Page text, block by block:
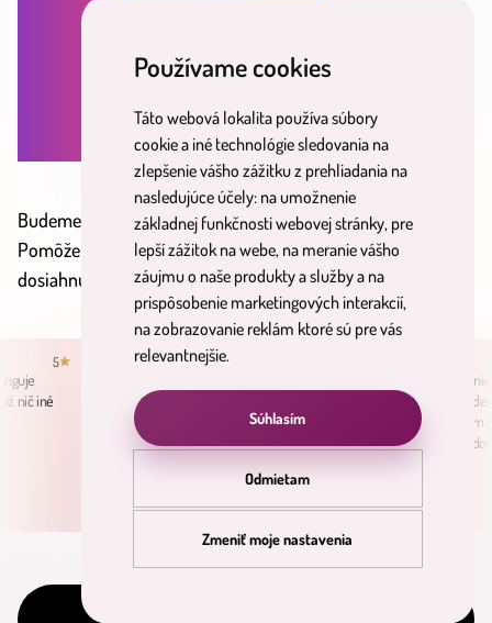
Používame cookies
Táto webová lokalita používa súbory
cookie a iné technológie sledovania na
zlepšenie vášho zážitku z prehliadania na
nasledujúce účely: na umožnenie
základnej funkčnosti webovej stránky, pre
lepší zážitok na webe, na meranie vášho
záujmu o naše produkty a služby a na
prispôsobenie marketingových interakcií,
na zobrazovanie reklám ktoré sú pre vás
relevantnejšie.
Súhlasím
Odmietam
Zmeniť moje nastavenia
NA ZÁKLADE TVOJICH
ODPOVEDÍ TI PRIPRAVÍME
Budeme sa pýtať viac ako tvoj lekár.
Pomôžeme ti nájsť správnu cestu k
dosiahnutiu tvojich cieľov a snov.
5
nič iné
Dušan C.
službám, avšak minderama ma
presvedčila a naozaj to funguje.
Vyskúšala som už
produktov ale
všetky hranice.
ktoré som užívala